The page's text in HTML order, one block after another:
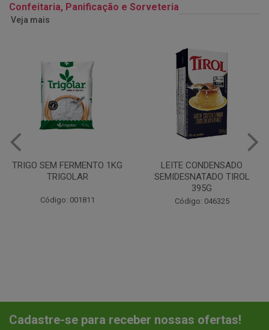
Confeitaria, Panificação e Sorveteria
Veja mais
LEITE CONDENSADO
SEMIDESNATADO TIROL
Código: 046325
CHANTILINHO EM PO 400G
MIX
Código: 037442
Cadastre-se para receber nossas ofertas!